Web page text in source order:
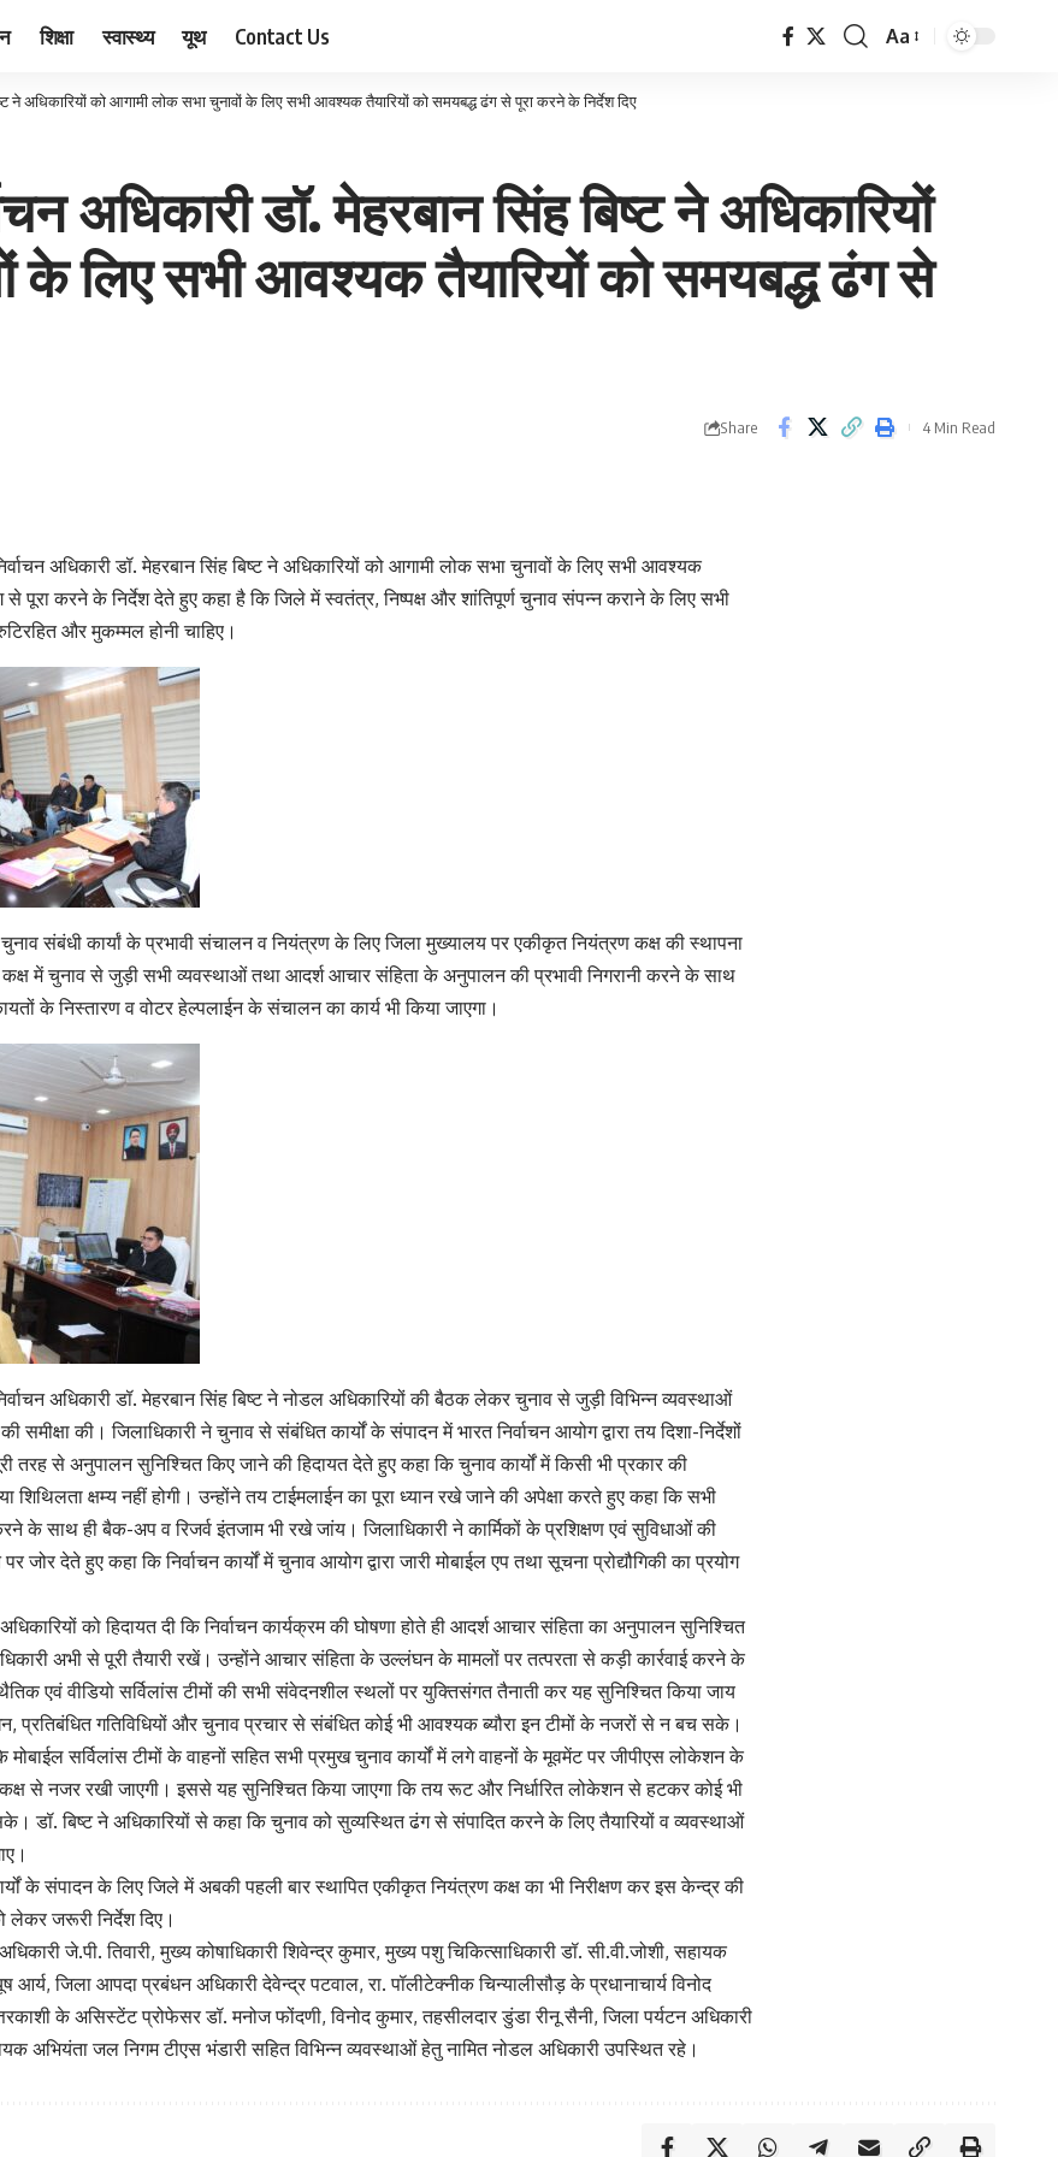
शिक्षा स्वास्थ्य यूथ Contact Us
Font
Aa
ने अधिकारियों को आगामी लोक सभा चुनावों के लिए सभी आवश्यक तैयारियों को समयबद्ध ढंग से पूरा करने के निर्देश दिए
अधिकारी डॉ. मेहरबान सिंह बिष्ट ने अधिकारियों
के लिए सभी आवश्यक तैयारियों को समयबद्ध ढंग से
Share 4 Min Read
अधिकारी डॉ. मेहरबान सिंह बिष्ट ने अधिकारियों को आगामी लोक सभा चुनावों के लिए सभी आवश्यक
से पूरा करने के निर्देश देते हुए कहा है कि जिले में स्वतंत्र, निष्पक्ष और शांतिपूर्ण चुनाव संपन्न कराने के लिए सभी
और मुकम्मल होनी चाहिए।
संबंधी कार्यां के प्रभावी संचालन व नियंत्रण के लिए जिला मुख्यालय पर एकीकृत नियंत्रण कक्ष की स्थापना
में चुनाव से जुड़ी सभी व्यवस्थाओं तथा आदर्श आचार संहिता के अनुपालन की प्रभावी निगरानी करने के साथ
के निस्तारण व वोटर हेल्पलाईन के संचालन का कार्य भी किया जाएगा।
अधिकारी डॉ. मेहरबान सिंह बिष्ट ने नोडल अधिकारियों की बैठक लेकर चुनाव से जुड़ी विभिन्न व्यवस्थाओं
समीक्षा की। जिलाधिकारी ने चुनाव से संबंधित कार्यों के संपादन में भारत निर्वाचन आयोग द्वारा तय दिशा-निर्देशों
तरह से अनुपालन सुनिश्चित किए जाने की हिदायत देते हुए कहा कि चुनाव कार्यों में किसी भी प्रकार की
शिथिलता क्षम्य नहीं होगी। उन्होंने तय टाईमलाईन का पूरा ध्यान रखे जाने की अपेक्षा करते हुए कहा कि सभी
के साथ ही बैक-अप व रिजर्व इंतजाम भी रखे जांय। जिलाधिकारी ने कार्मिकों के प्रशिक्षण एवं सुविधाओं की
जोर देते हुए कहा कि निर्वाचन कार्यों में चुनाव आयोग द्वारा जारी मोबाईल एप तथा सूचना प्रोद्यौगिकी का प्रयोग
को हिदायत दी कि निर्वाचन कार्यक्रम की घोषणा होते ही आदर्श आचार संहिता का अनुपालन सुनिश्चित
अभी से पूरी तैयारी रखें। उन्होंने आचार संहिता के उल्लंघन के मामलों पर तत्परता से कड़ी कार्रवाई करने के
एवं वीडियो सर्विलांस टीमों की सभी संवेदनशील स्थलों पर युक्तिसंगत तैनाती कर यह सुनिश्चित किया जाय
प्रतिबंधित गतिविधियों और चुनाव प्रचार से संबंधित कोई भी आवश्यक ब्यौरा इन टीमों के नजरों से न बच सके।
मोबाईल सर्विलांस टीमों के वाहनों सहित सभी प्रमुख चुनाव कार्यों में लगे वाहनों के मूवमेंट पर जीपीएस लोकेशन के
से नजर रखी जाएगी। इससे यह सुनिश्चित किया जाएगा कि तय रूट और निर्धारित लोकेशन से हटकर कोई भी
डॉ. बिष्ट ने अधिकारियों से कहा कि चुनाव को सुव्यस्थित ढंग से संपादित करने के लिए तैयारियों व व्यवस्थाओं
के संपादन के लिए जिले में अबकी पहली बार स्थापित एकीकृत नियंत्रण कक्ष का भी निरीक्षण कर इस केन्द्र की
जरूरी निर्देश दिए।
जे.पी. तिवारी, मुख्य कोषाधिकारी शिवेन्द्र कुमार, मुख्य पशु चिकित्साधिकारी डॉ. सी.वी.जोशी, सहायक
आर्य, जिला आपदा प्रबंधन अधिकारी देवेन्द्र पटवाल, रा. पॉलीटेक्नीक चिन्यालीसौड़ के प्रधानाचार्य विनोद
के असिस्टेंट प्रोफेसर डॉ. मनोज फोंदणी, विनोद कुमार, तहसीलदार डुंडा रीनू सैनी, जिला पर्यटन अधिकारी
अभियंता जल निगम टीएस भंडारी सहित विभिन्न व्यवस्थाओं हेतु नामित नोडल अधिकारी उपस्थित रहे।